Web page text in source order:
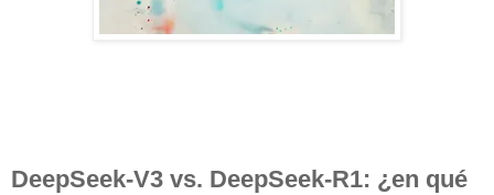
DeepSeek-V3 vs. DeepSeek-R1: ¿en qué